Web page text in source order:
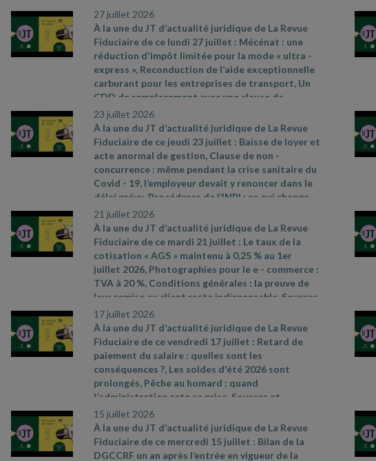
l'usure du 26 juin 2026, JO du 28, texte 53
Lyon n° 25LY02478 du 30 juin 2026
références par ordre d’apparition à l’écran :
https://www.economie.gouv.fr/dgccrf/actualites
dgccrf/bilan- 2025- de- la- dgccrf- pour - une
consommation- plus- durable- des- avancees
concretes - au- service- des- consommateurs-
et- de- la- Communiqué de presse du
Gouvernement du 8 juillet 2026, n° 887 - Décret
27 juillet 2026
À la une du JT d’actualité juridique de La Revue
Fiduciaire de ce lundi 27 juillet : Mécénat : une
réduction d'impôt limitée pour la mode « ultra -
express », Reconduction de l’aide exceptionnelle
carburant pour les entreprises de transport, Un
CDD de remplacement avec une clause de
rupture anticipée est un CDI. Sources et
références par ordre d’apparition à l’écran :- Loi
n° 2026- 602 du 8 juillet 2026 visant à réduire
l'impact environnemental de l'industrie textile
(article 3)
- Décret n° 2026- 591 du 3 juillet 2026
relatif au deuxième dispositif d'aides
exceptionnelles attribuées aux entreprises de
https://www.legifrance.gouv.fr/jorf/id/
- Cass. soc. 17 juin 2026, n° 25- 13725 D
23 juillet 2026
À la une du JT d’actualité juridique de La Revue
Fiduciaire de ce jeudi 23 juillet : Baisse de loyer et
acte anormal de gestion, Clause de non -
concurrence : même pendant la crise sanitaire du
Covid - 19, l’employeur devait y renoncer dans le
délai prévu, Procédures de l’INPI : ce qui change
depuis le 2 juillet 2026. Sources et références par
ordre d’apparition à l’écran :- CAA Bordeaux n°
24BX01031 du 21 mai 2026- Cass. soc. 1er juillet
2026, n° 25
- 10960 FSB - décret n° 2026- 576 du
30 juin 2026 portant diverses mesures
d'harmonisation, de simplification et de
modernisation des procédures de l'Institut
INPI du 1er juillet 2026
21 juillet 2026
À la une du JT d’actualité juridique de La Revue
Fiduciaire de ce mardi 21 juillet : Le taux de la
cotisation « AGS » maintenu à 0,25 % au 1er
juillet 2026, Photographies pour le e- commerce :
TVA à 20 %, Conditions générales : la preuve de
leur remise au client reste indispensable. Sources
et références par ordre d’apparition à l’écran :
https://www.ags- garantie- salaires.org/a- la-
une/chiffres- cles- CAA Versailles n° 24VE00166
du 4 juin 2026 - Cass. com. 17 juin 2026, n°24
22736
17 juillet 2026
À la une du JT d’actualité juridique de La Revue
Fiduciaire de ce vendredi 17 juillet : Retard de
paiement du salaire : quelles sont les
conséquences ?, Les soldes d'été 2026 sont
prolongés, Pêche au homard : quand
l’administration rate sa prise. Sources et
références par ordre d’apparition à l’écran :
Cass. soc. 17 juin 2026, n° 24- 18286 FD - Article L.
310- 3 du code de commerce et arrêté du 27 mai
2019 - CAA Nantes n° 25NT01912 du 23 juin 2026
15 juillet 2026
À la une du JT d’actualité juridique de La Revue
Fiduciaire de ce mercredi 15 juillet : Bilan de la
DGCCRF un an après l’entrée en vigueur de la